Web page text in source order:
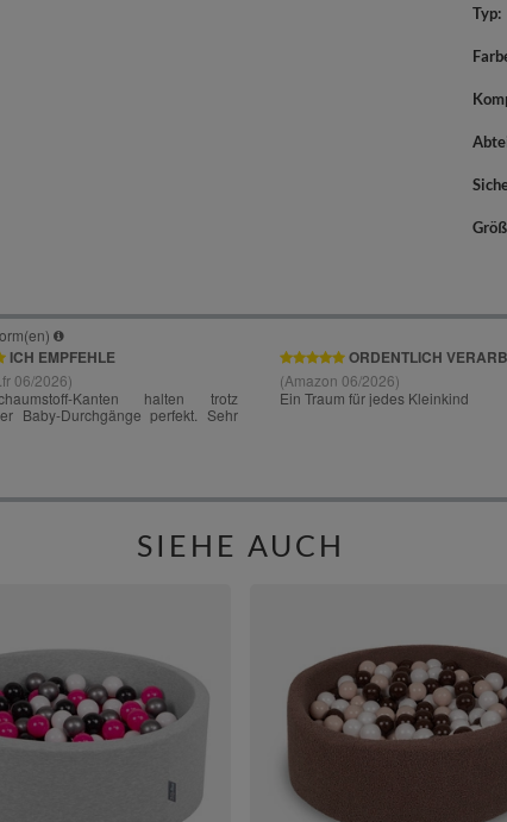
Typ
SIEHE AUCH